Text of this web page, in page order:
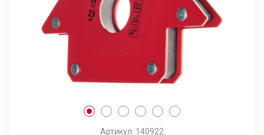
Артикул: 140922